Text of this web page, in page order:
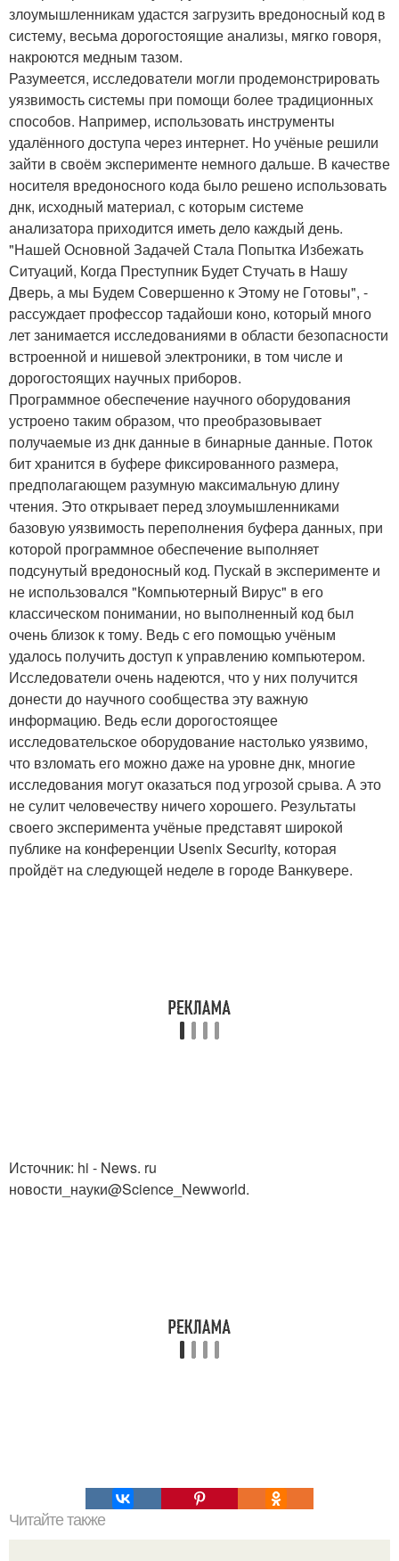
злоумышленникам удастся загрузить вредоносный код в
систему, весьма дорогостоящие анализы, мягко говоря,
накроются медным тазом.
Разумеется, исследователи могли продемонстрировать
уязвимость системы при помощи более традиционных
способов. Например, использовать инструменты
удалённого доступа через интернет. Но учёные решили
зайти в своём эксперименте немного дальше. В качестве
носителя вредоносного кода было решено использовать
днк, исходный материал, с которым системе
анализатора приходится иметь дело каждый день.
"Нашей Основной Задачей Стала Попытка Избежать
Ситуаций, Когда Преступник Будет Стучать в Нашу
Дверь, а мы Будем Совершенно к Этому не Готовы", -
рассуждает профессор тадайоши коно, который много
лет занимается исследованиями в области безопасности
встроенной и нишевой электроники, в том числе и
дорогостоящих научных приборов.
Программное обеспечение научного оборудования
устроено таким образом, что преобразовывает
получаемые из днк данные в бинарные данные. Поток
бит хранится в буфере фиксированного размера,
предполагающем разумную максимальную длину
чтения. Это открывает перед злоумышленниками
базовую уязвимость переполнения буфера данных, при
которой программное обеспечение выполняет
подсунутый вредоносный код. Пускай в эксперименте и
не использовался "Компьютерный Вирус" в его
классическом понимании, но выполненный код был
очень близок к тому. Ведь с его помощью учёным
удалось получить доступ к управлению компьютером.
Исследователи очень надеются, что у них получится
донести до научного сообщества эту важную
информацию. Ведь если дорогостоящее
исследовательское оборудование настолько уязвимо,
что взломать его можно даже на уровне днк, многие
исследования могут оказаться под угрозой срыва. А это
не сулит человечеству ничего хорошего. Результаты
своего эксперимента учёные представят широкой
публике на конференции Usenix Security, которая
пройдёт на следующей неделе в городе Ванкувере.
Источник: hi - News. ru
новости_науки@Science_Newworld.
Читайте также